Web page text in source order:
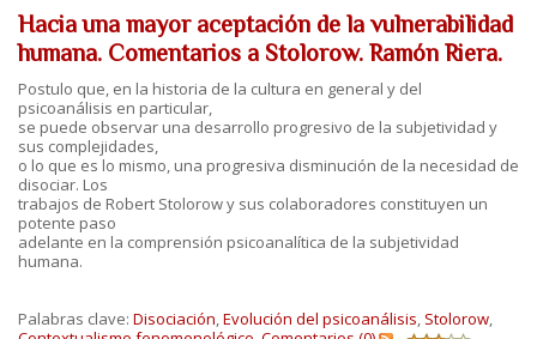
Hacia una mayor aceptación de la vulnerabilidad
humana. Comentarios a Stolorow. Ramón Riera.
Postulo que, en la historia de la cultura en general y del
psicoanálisis en particular,
se puede observar una desarrollo progresivo de la subjetividad y
sus complejidades,
o lo que es lo mismo, una progresiva disminución de la necesidad de
disociar. Los
trabajos de Robert Stolorow y sus colaboradores constituyen un
potente paso
adelante en la comprensión psicoanalítica de la subjetividad
humana.
Palabras clave: Disociación,Evolución del psicoanálisis, Stolorow,